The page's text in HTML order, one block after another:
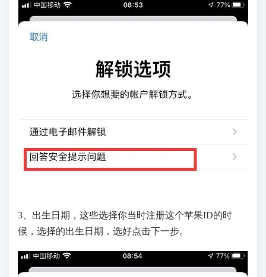
3、出生日期，这些选择你当时注册这个苹果ID的时
候，选择的出生日期，选好点击下一步。